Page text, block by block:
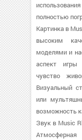
полностью
Картинка в
высоким
моделями и
аспект игры
чувство
Визуальный
или
возможность
Звук в Music